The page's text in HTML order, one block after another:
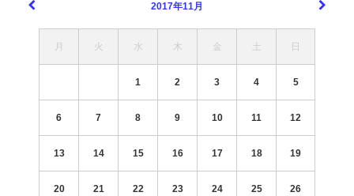
2017年11月
月 火 水 木 金 土 日
1 2 3 4 5
6 7 8 9 10 11 12
13 14 15 16 17 18 19
20 21 22 23 24 25 26